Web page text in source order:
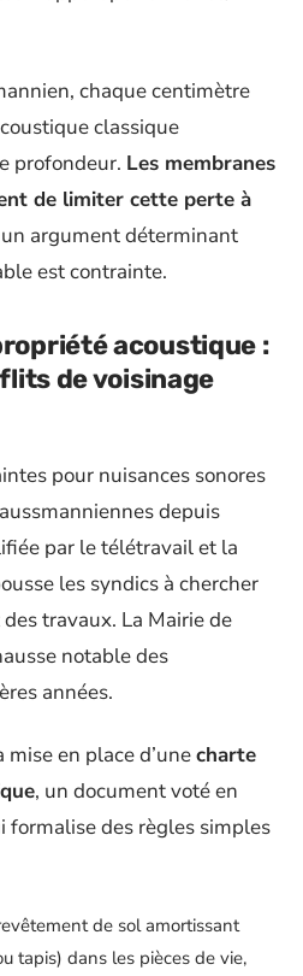
chaque centimètre
classique
profondeur. Les membranes
de limiter cette perte à
argument déterminant
est contrainte.
acoustique :
de voisinage
pour nuisances sonores
depuis
par le télétravail et la
les syndics à chercher
travaux. La Mairie de
notable des
années.
en place d’unecharte
, un document voté en
formalise des règles simples
de sol amortissant
tapis) dans les pièces de vie,